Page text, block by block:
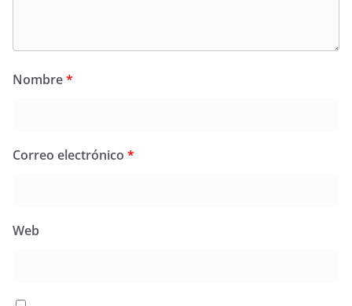
Nombre*
Correo electrónico *
Web